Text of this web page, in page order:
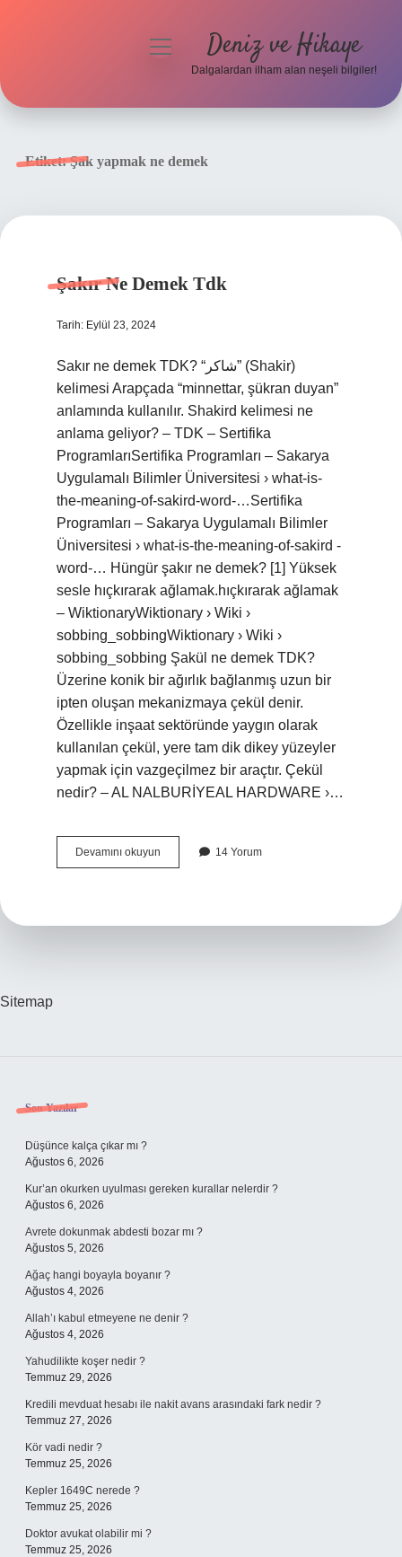
menüyü
Deniz ve Hikaye
Dalgalardan ilham alan neşeli bilgiler!
Etiket:Şak yapmak ne demek
Şakır Ne Demek Tdk
Tarih: Eylül 23, 2024
Sakır ne demek TDK? “شاكر” (Shakir)
kelimesi Arapçada “minnettar, şükran duyan”
anlamında kullanılır. Shakird kelimesi ne
anlama geliyor? – TDK – Sertifika
ProgramlarıSertifika Programları – Sakarya
Uygulamalı Bilimler Üniversitesi › what-is-
the-meaning-of-sakird-word-…Sertifika
Programları – Sakarya Uygulamalı Bilimler
Üniversitesi › what-is-the-meaning-of-sakird -
word-… Hüngür şakır ne demek? [1] Yüksek
sesle hıçkırarak ağlamak.hıçkırarak ağlamak
– WiktionaryWiktionary › Wiki ›
sobbing_sobbingWiktionary › Wiki ›
sobbing_sobbing Şakül ne demek TDK?
Üzerine konik bir ağırlık bağlanmış uzun bir
ipten oluşan mekanizmaya çekül denir.
Özellikle inşaat sektöründe yaygın olarak
kullanılan çekül, yere tam dik dikey yüzeyler
yapmak için vazgeçilmez bir araçtır. Çekül
nedir? – AL NALBURİYEAL HARDWARE ›…
Devamını okuyun
Ne
14 Yorum
Sitemap
Sidebar
Son Yazılar
Düşünce kalça çıkar mı ?
Ağustos 6, 2026
Kur’an okurken uyulması gereken kurallar nelerdir ?
Ağustos 6, 2026
Avrete dokunmak abdesti bozar mı ?
Ağustos 5, 2026
Ağaç hangi boyayla boyanır ?
Ağustos 4, 2026
Allah’ı kabul etmeyene ne denir ?
Ağustos 4, 2026
Yahudilikte koşer nedir ?
Temmuz 29, 2026
Kredili mevduat hesabı ile nakit avans arasındaki fark nedir ?
Temmuz 27, 2026
Kör vadi nedir ?
Temmuz 25, 2026
Kepler 1649C nerede ?
Temmuz 25, 2026
Doktor avukat olabilir mi ?
Temmuz 25, 2026